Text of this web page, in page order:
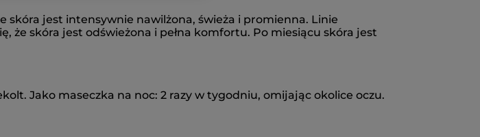
jest intensywnie nawilżona, świeża i promienna. Linie
skóra jest odświeżona i pełna komfortu. Po miesiącu skóra jest
Jako maseczka na noc: 2 razy w tygodniu, omijając okolice oczu.